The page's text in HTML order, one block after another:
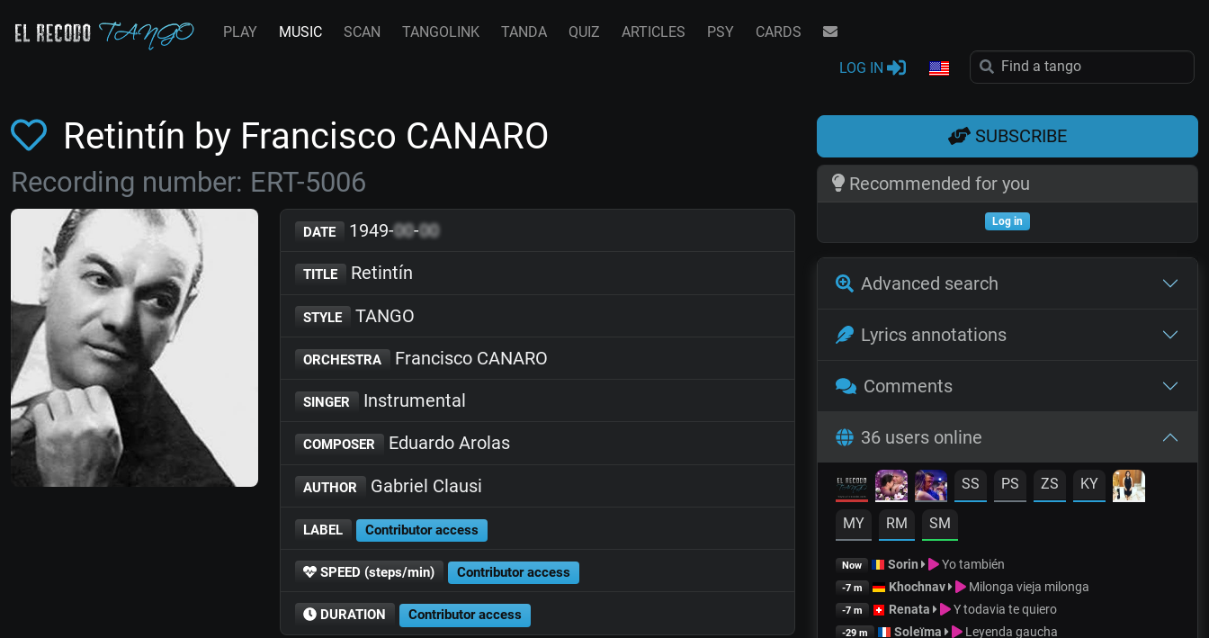
PLAY MUSIC SCAN TANGOLINK TANDA QUIZ ARTICLES PSY CARDS
LOG IN
Retintín by Francisco CANARO
Recording number: ERT-5006
DATE 1949-00-00
TITLE Retintín
STYLE TANGO
ORCHESTRA Francisco CANARO
SINGER Instrumental
COMPOSER Eduardo Arolas
AUTHOR Gabriel Clausi
LABEL Contributor access
SPEED (steps/min) Contributor access
DURATION Contributor access
SUBSCRIBE
Recommended for you
Log in
Advanced search
Lyrics annotations
Comments
36 users online
SS PS ZS KY
MY RM SM
Now Sorin Yo también
-7 m Khochnav Milonga vieja milonga
-7 m Renata Y todavia te quiero
-29 m Soleïma Leyenda gaucha